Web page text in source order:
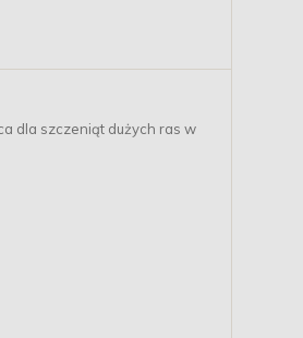
dla szczeniąt dużych ras w